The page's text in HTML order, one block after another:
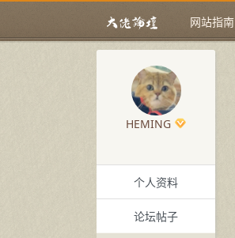
网站指南
HEMING
个人资料
论坛帖子